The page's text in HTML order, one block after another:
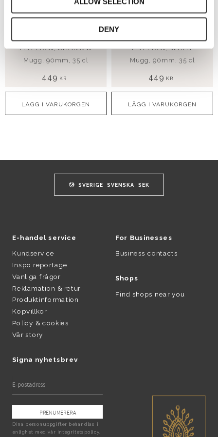
DENY
TEA MUG, SHADOW
Mugg, 90mm, 35 cl
449 KR
TEA MUG, WHITE
Mugg, 90mm, 35 cl
449 KR
SVERIGE SVENSKA SEK
E-handel service
Kundservice
Inspo reportage
Vanliga frågor
Reklamation & retur
Produktinformation
Köpvillkor
Policy & cookies
Vår story
Signa nyhetsbrev
PRENUMERERA
Dina personuppgifter behandlas i
enlighet med vår integritetspolicy.
For Businesses
Business contacts
Shops
Find shops near you